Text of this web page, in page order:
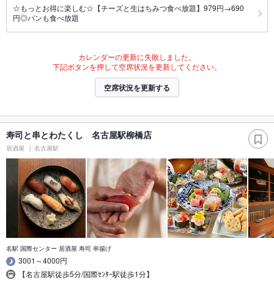
☆もっとお得に楽しむ☆【チーズと生はちみつ食べ放題】979円→690
円◎パンも食べ放題
カレンダーの更新に失敗しました。
下記ボタンを押して空席状況を更新してください。
空席状況を更新する
寿司と串とわたくし 名古屋駅柳橋店
居酒屋 名古屋駅
名駅 国際センター 居酒屋 寿司 串揚げ
3001～4000円
【名古屋駅徒歩5分/国際ｾﾝﾀｰ駅徒歩1分】